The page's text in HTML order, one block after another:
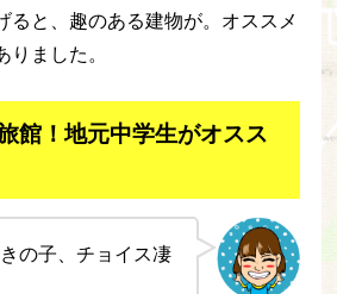
ると、趣のある建物が。オススメ
りました。
館！地元中学生がオスス
の子、チョイス凄